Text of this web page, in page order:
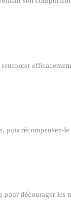
puis
décourager les